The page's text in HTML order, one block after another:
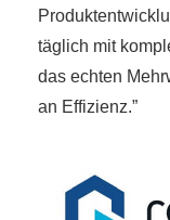
täglich mit
das echten
an Effizienz.”